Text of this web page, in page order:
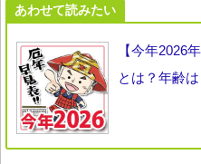
あわせて読みたい
【今年2026
とは？年齢